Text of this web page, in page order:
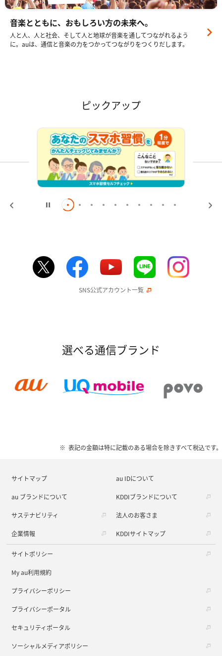
音楽とともに、おもしろい方の未来へ。
人と人、人と社会、そして人と地球が音楽を通してつながれるよう
に。auは、通信と音楽の力をつかってつながりをつくりだします。
ピックアップ
SNS公式アカウント一覧
選べる通信ブランド
表記の金額は特に記載のある場合を除きすべて税込です。
サイトマップ au IDについて
au ブランドについて KDDIブランドについて
サステナビリティ 法人のお客さま
企業情報 KDDIサイトマップ
サイトポリシー
My au利用規約
プライバシーポリシー
プライバシーポータル
セキュリティポータル
ソーシャルメディアポリシー